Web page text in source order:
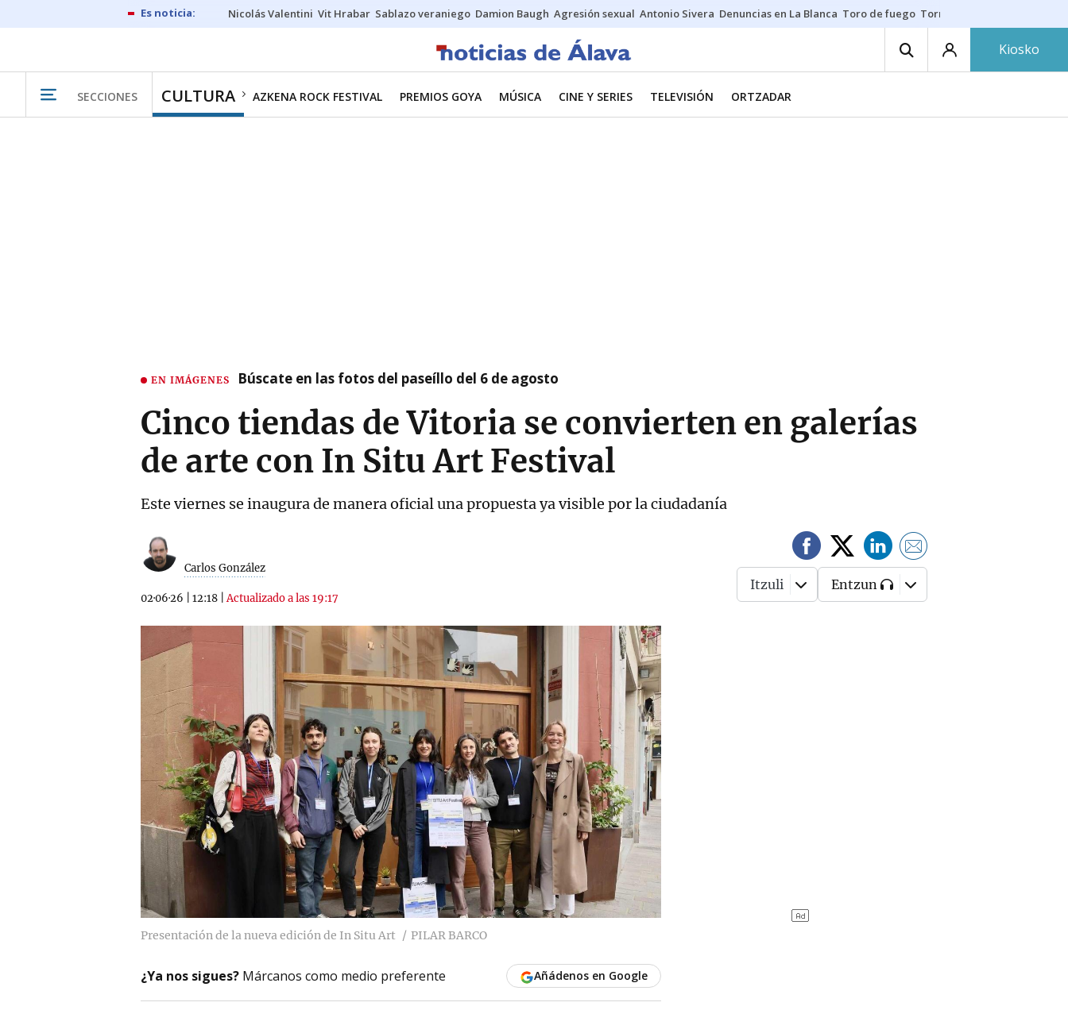
Nicolás Valentini Vit Hrabar Sablazo veraniego Damion Baugh Agresión sexual Antonio Sivera Denuncias en La Blanca Toro de fuego Tornike Shengelia
Kiosko
SECCIONES CULTURA AZKENA ROCK FESTIVAL PREMIOS GOYA MÚSICA CINE Y SERIES TELEVISIÓN ORTZADAR
EN IMÁGENES Búscate en las fotos del paseíllo del 6 de agosto
Cinco tiendas de Vitoria se convierten en galerías
de arte con In Situ Art Festival
Este viernes se inaugura de manera oficial una propuesta ya visible por la ciudadanía
Carlos González
02·06·26 12:18 |Actualizado a las 19:17
Itzuli Entzun
Presentación de la nueva edición de In Situ Art PILAR BARCO
¿Ya nos sigues? Márcanos como medio preferente Añádenos en Google